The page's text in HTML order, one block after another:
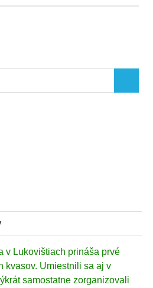
v Lukovištiach prináša prvé
kvasov. Umiestnili sa aj v
samostatne zorganizovali